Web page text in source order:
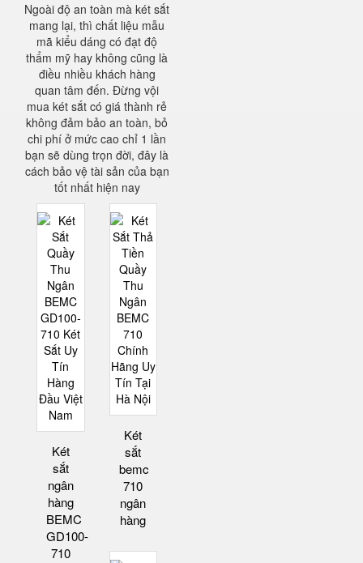
Ngoài độ an toàn mà két sắt
mang lại, thì chất liệu mẫu
mã kiểu dáng có đạt độ
thẩm mỹ hay không cũng là
điều nhiều khách hàng
quan tâm đến. Đừng vội
mua két sắt có giá thành rẻ
không đảm bảo an toàn, bỏ
chi phí ở mức cao chỉ 1 lần
bạn sẽ dùng trọn đời, đây là
cách bảo vệ tài sản của bạn
tốt nhất hiện nay
Két
sắt
ngân
hàng
BEMC
GD100-
710
Két
sắt
bemc
710
ngân
hàng